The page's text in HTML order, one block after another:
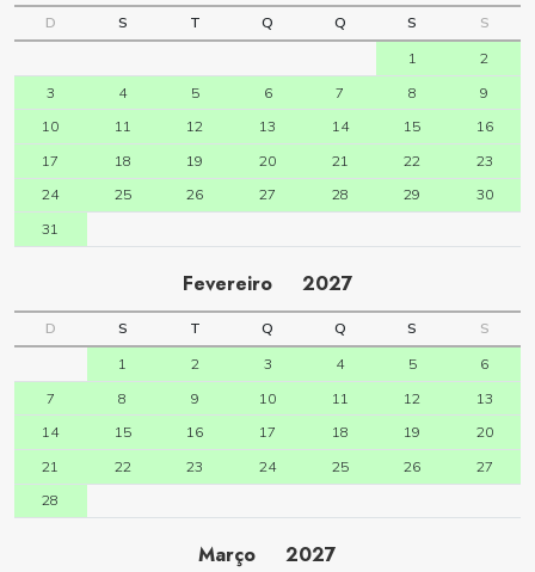
D S T Q Q S
S
1
2
3
4 5 6 7 8
9
10
11 12 13 14 15
16
17
18 19 20 21 22
23
24
25 26 27 28 29
30
31
Fevereiro 2027
D S T Q Q S
S
1
2 3 4 5
6
7
8 9 10 11 12
13
14
15 16 17 18 19
20
21
22 23 24 25 26
27
28
Março 2027